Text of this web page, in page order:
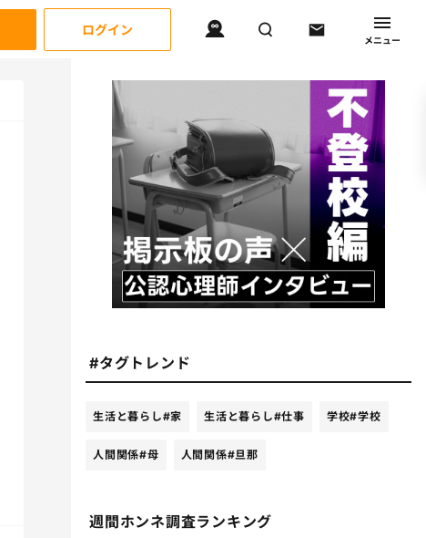
ログイン
メニュー
#タグトレンド
生活と暮らし#家 生活と暮らし#仕事 学校#学校
人間関係#母 人間関係#旦那
週間ホンネ調査ランキング